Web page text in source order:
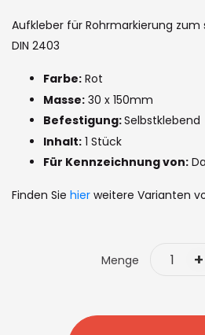
the
gallery
Aufkleber für Rohrmarkierung
DIN 2403
Farbe: Rot
Masse: 30 x 150mm
Befestigung:Selbstklebend
Inhalt: 1 Stück
Für Kennzeichnung von:
Finden Sie hier weitere Varianten
Menge +